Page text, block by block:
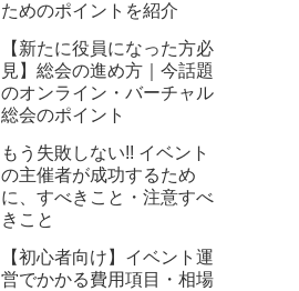
ためのポイントを紹介
【新たに役員になった方必
見】総会の進め方｜今話題
のオンライン・バーチャル
総会のポイント
もう失敗しない!! イベント
の主催者が成功するため
に、すべきこと・注意すべ
きこと
【初心者向け】イベント運
営でかかる費用項目・相場